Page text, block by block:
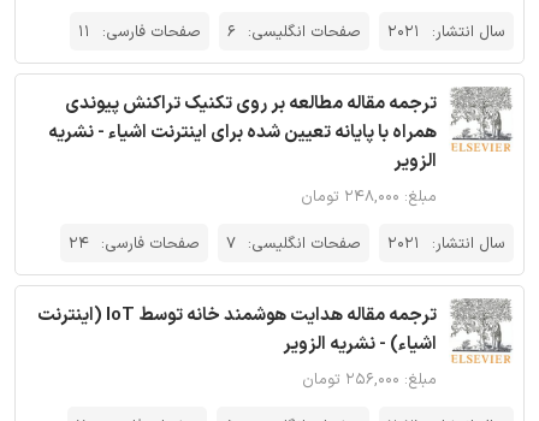
سال انتشار:
2021 صفحات انگلیسی: 6 صفحات فارسی: 11
ترجمه مقاله مطالعه بر روی تکنیک تراکنش پیوندی
همراه با پایانه تعیین شده برای اینترنت اشیاء - نشریه
الزویر
مبلغ: ۲۴۸,۰۰۰ تومان
سال انتشار:
2021 صفحات انگلیسی: 7 صفحات فارسی: 24
ترجمه مقاله هدایت هوشمند خانه توسط IoT (اینترنت
اشیاء) - نشریه الزویر
مبلغ: ۲۵۶,۰۰۰ تومان